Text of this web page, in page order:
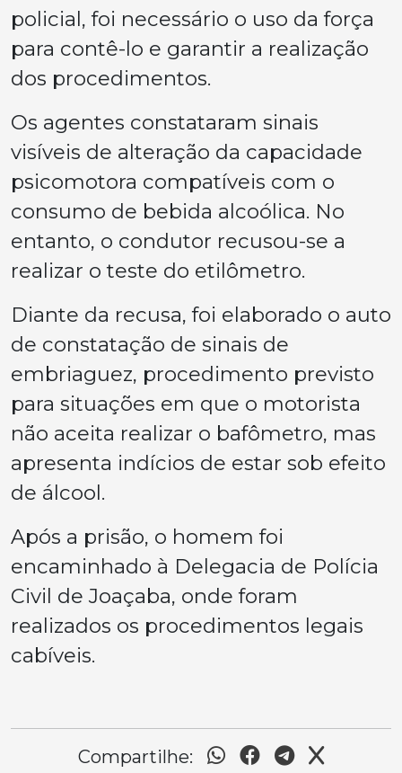
policial, foi necessário o uso da força
para contê-lo e garantir a realização
dos procedimentos.
Os agentes constataram sinais
visíveis de alteração da capacidade
psicomotora compatíveis com o
consumo de bebida alcoólica. No
entanto, o condutor recusou-se a
realizar o teste do etilômetro.
Diante da recusa, foi elaborado o auto
de constatação de sinais de
embriaguez, procedimento previsto
para situações em que o motorista
não aceita realizar o bafômetro, mas
apresenta indícios de estar sob efeito
de álcool.
Após a prisão, o homem foi
encaminhado à Delegacia de Polícia
Civil de Joaçaba, onde foram
realizados os procedimentos legais
cabíveis.
Compartilhe: